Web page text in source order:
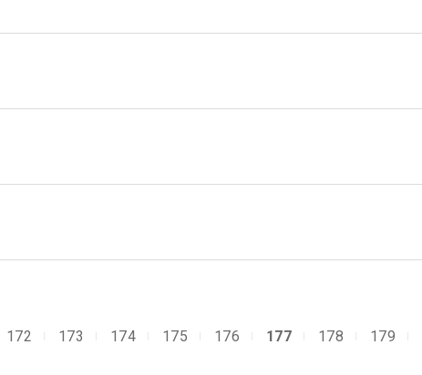
172 173 174 175 176 177 178 179